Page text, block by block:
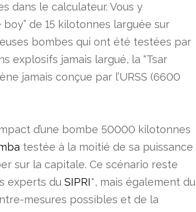
dans le calculateur. Vous y
de 15 kilotonnes larguée sur
bombes qui ont été testées par
explosifs jamais largué, la “Tsar
jamais conçue par l’URSS (6600
d’une bombe 50000 kilotonnes
testée à la moitié de sa puissance
sur la capitale. Ce scénario reste
experts duSIPRI*, mais également du
mesures possibles et de la